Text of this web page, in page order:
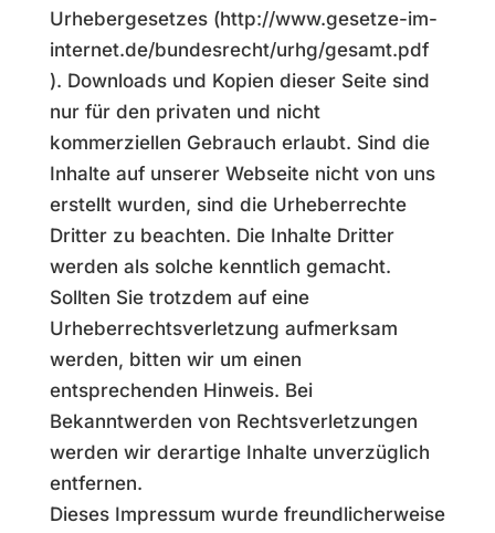
Urhebergesetzes (http://www.gesetze-im-
internet.de/bundesrecht/urhg/gesamt.pdf
). Downloads und Kopien dieser Seite sind
nur für den privaten und nicht
kommerziellen Gebrauch erlaubt. Sind die
Inhalte auf unserer Webseite nicht von uns
erstellt wurden, sind die Urheberrechte
Dritter zu beachten. Die Inhalte Dritter
werden als solche kenntlich gemacht.
Sollten Sie trotzdem auf eine
Urheberrechtsverletzung aufmerksam
werden, bitten wir um einen
entsprechenden Hinweis. Bei
Bekanntwerden von Rechtsverletzungen
werden wir derartige Inhalte unverzüglich
entfernen.
Dieses Impressum wurde freundlicherweise